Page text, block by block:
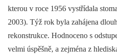
kterou v roce 1956 vystřídala
2003). Týž rok byla zahájena
rekonstrukce. Hodnoceno s
velmi úspěšně, a zejména z